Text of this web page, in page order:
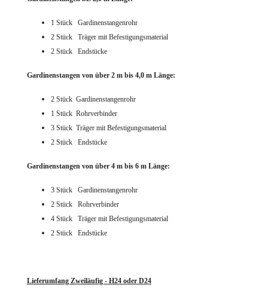
1 Stück Gardinenstangenrohr
2 Stück Träger mit Befestigungsmaterial
2 Stück Endstücke
Gardinenstangen von über 2 m bis 4,0 m Länge:
2 Stück Gardinenstangenrohr
1 Stück Rohrverbinder
3 Stück Träger mit Befestigungsmaterial
2 Stück Endstücke
Gardinenstangen von über 4 m bis 6 m Länge:
3 Stück Gardinenstangenrohr
2 Stück Rohrverbinder
4 Stück Träger mit Befestigungsmaterial
2 Stück Endstücke
Lieferumfang Zweiläufig - H24 oder D24